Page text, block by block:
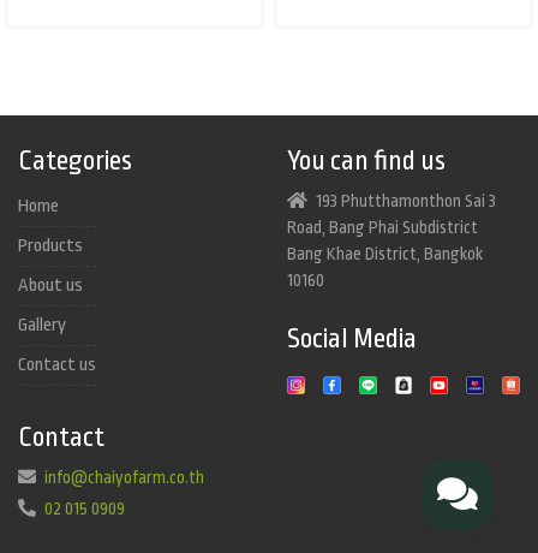
Categories
Home
Products
About us
Gallery
Contact us
You can find us
193 Phutthamonthon Sai 3
Road, Bang Phai Subdistrict
Bang Khae District, Bangkok
10160
Social Media
Contact
info@chaiyofarm.co.th
02 015 0909